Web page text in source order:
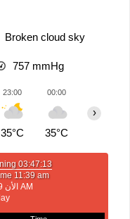
Broken cloud sky
757 mmHg
23:00
35°C
00:00
35°C
›